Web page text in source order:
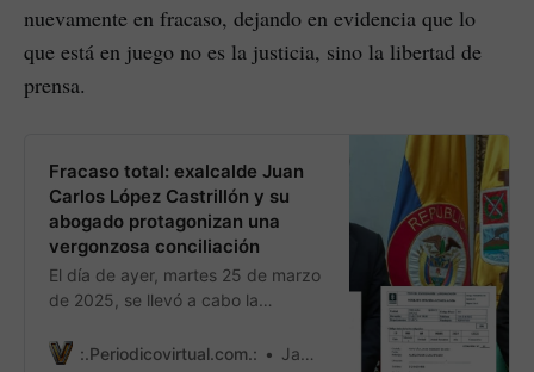
nuevamente en fracaso, dejando en evidencia que lo
que está en juego no es la justicia, sino la libertad de
prensa.
Fracaso total: exalcalde Juan
Carlos López Castrillón y su
abogado protagonizan una
vergonzosa conciliación
El día de ayer, martes 25 de marzo
de 2025, se llevó a cabo la
conciliación, producto de la
:.Periodicovirtual.com.: James Ruiz